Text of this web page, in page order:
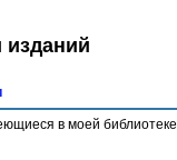
в моей библиотеке